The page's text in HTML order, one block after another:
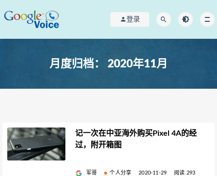
登录
月度归档： 2020年11月
记一次在中亚海外购买Pixel 4A的经
过，附开箱图
军哥 个人分享 2020-11-29 阅读 293